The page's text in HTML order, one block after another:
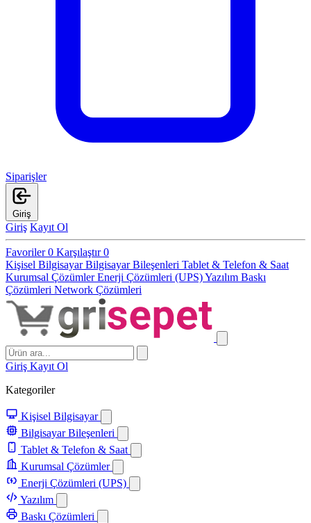
Siparişler
Giriş
Giriş Kayıt Ol
Favoriler0 Karşılaştır0
Kişisel BilgisayarBilgisayar Bileşenleri Tablet & Telefon & Saat
Kurumsal ÇözümlerEnerji Çözümleri (UPS)Yazılım Baskı
Çözümleri Network Çözümleri
Giriş Kayıt Ol
Kategoriler
Kişisel Bilgisayar
Bilgisayar Bileşenleri
Tablet & Telefon & Saat
Kurumsal Çözümler
Enerji Çözümleri (UPS)
Yazılım
Baskı Çözümleri